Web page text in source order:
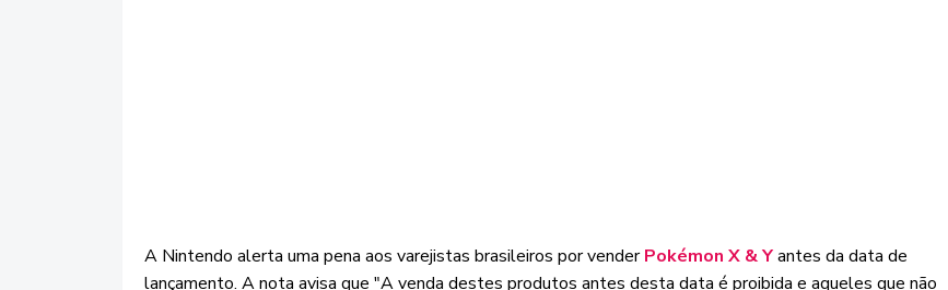
A Nintendo alerta uma pena aos varejistas brasileiros por venderPokémon X & Yantes da data de
lançamento. A nota avisa que "A venda destes produtos antes desta data é proibida e aqueles que não